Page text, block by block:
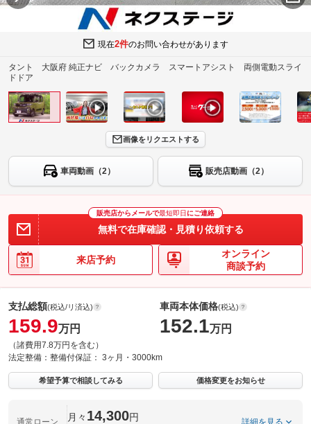
現在2件のお問い合わせがあります
タント 大阪府 純正ナビ バックカメラ スマートアシスト 両側電動スライ
ドドア
画像をリクエストする
車両動画（2） 販売店動画（2）
販売店からメールで最短即日 にご連絡
無料で在庫確認・見積り依頼する
来店予約
オンライン
商談予約
支払総額(税込/リ済込)
159.9万円
（諸費用7.8万円を含む）
車両本体価格(税込)
152.1万円
法定整備： 整備付保証： 3ヶ月・3000km
希望予算で相談してみる 価格変更をお知らせ
通常ローン 月々 14,300円 詳細を見る